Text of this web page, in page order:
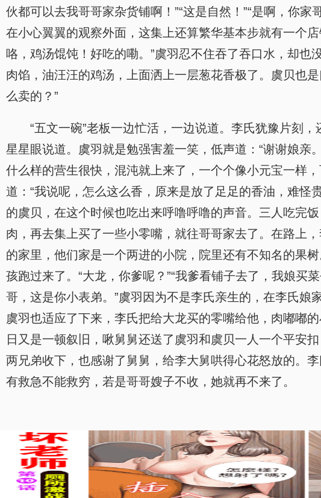
伙都可以去我哥哥家杂货铺啊！”“这是自然！”“是啊，你
在小心翼翼的观察外面，这集上还算繁华基本步就有一个
咯，鸡汤馄饨！好吃的嘞。”虞羽忍不住吞了吞口水，却
肉馅，油汪汪的鸡汤，上面洒上一层葱花香极了。虞贝也
么卖的？”
“五文一碗”老板一边忙活，一边说道。李氏犹豫片刻
星星眼说道。虞羽就是勉强害羞一笑，低声道：“谢谢娘亲
什么样的营生很快，混沌就上来了，一个个像小元宝一样
道：“我说呢，怎么这么香，原来是放了足足的香油，难
的虞贝，在这个时候也吃出来呼噜呼噜的声音。三人吃完
肉，再去集上买了一些小零嘴，就往哥哥家去了。在路上
的家里，他们家是一个两进的小院，院里还有不知名的果
孩跑过来了。“大龙，你爹呢？”“我爹看铺子去了，我娘买
哥，这是你小表弟。”虞羽因为不是李氏亲生的，在李氏娘
虞羽也适应了下来，李氏把给大龙买的零嘴给他，肉嘟嘟
日又是一顿叙旧，啾舅舅还送了虞羽和虞贝一人一个平安
两兄弟收下，也感谢了舅舅，给李大舅哄得心花怒放的。
有救急不能救穷，若是哥哥嫂子不收，她就再不来了。